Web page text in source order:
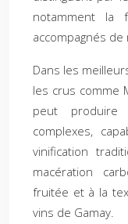
notamment la
accompagnés
Dans les
les crus comme
peut
complexes,
vinification
macération
fruitée et à la
vins de Gamay.